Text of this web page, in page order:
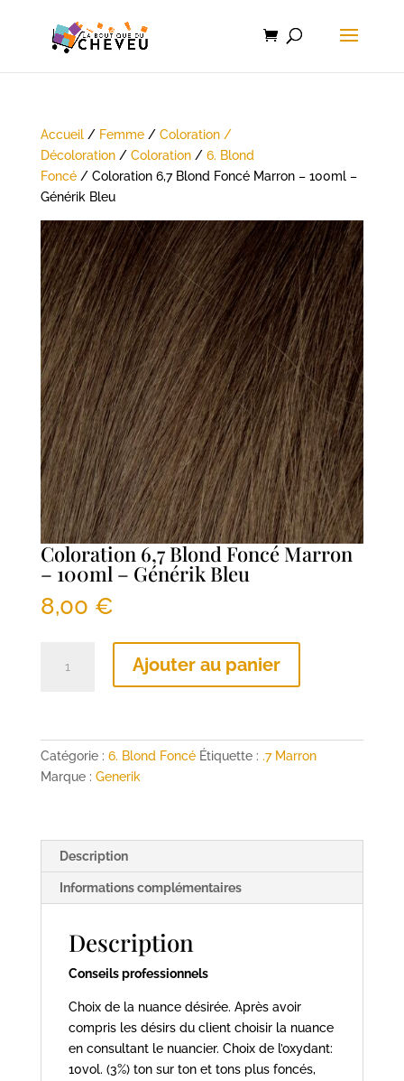
Accueil/ Femme/ Coloration /
Décoloration/ Coloration/ 6. Blond
Foncé/ Coloration 6,7 Blond Foncé Marron – 100ml –
Générik Bleu
Coloration 6,7 Blond Foncé Marron
– 100ml – Générik Bleu
8,00 €
Foncé
Marron
-
Générik
Bleu
Ajouter au panier
Catégorie : 6. Blond Foncé Étiquette : .7 Marron
Marque : Generik
Description
Informations complémentaires
Description
Conseils professionnels
Choix de la nuance désirée. Après avoir
compris les désirs du client choisir la nuance
en consultant le nuancier. Choix de l’oxydant:
10vol. (3%) ton sur ton et tons plus foncés,